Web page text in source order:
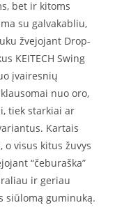
bet ir kitoms
su galvakabliu,
žvejojant Drop-
KEITECH Swing
įvairesnių
nuo oro,
tiek starkiai ar
Kartais
visus kitus žuvys
“čeburaška”
ir geriau
siūlomą guminuką.